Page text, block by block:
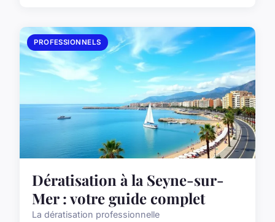
PROFESSIONNELS
Dératisation à la Seyne-sur-
Mer : votre guide complet
La dératisation professionnelle